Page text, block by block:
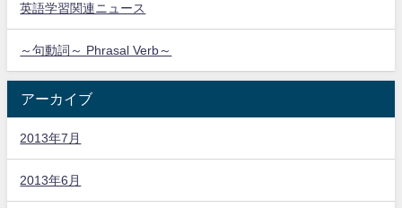
英語学習関連ニュース
～句動詞～ Phrasal Verb～
アーカイブ
2013年7月
2013年6月